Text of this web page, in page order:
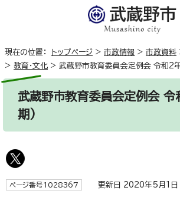
現在の位置： トップページ > 市政情報 > 市政資料
> 教育・文化 > 武蔵野市教育委員会定例会 令和2
武蔵野市教育委員会定例会
期)
ページ番号1028367 更新日 2020年5月1日